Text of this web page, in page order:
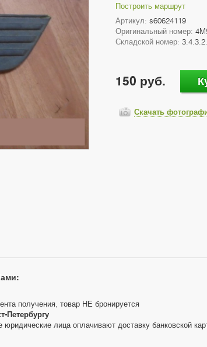
Построить маршрут
Артикул: s60624119
Оригинальный номер:
Складской номер:
150 руб.
Скачать
получения, товар НЕ бронируется
Петербургу
юридические лица оплачивают доставку банковской